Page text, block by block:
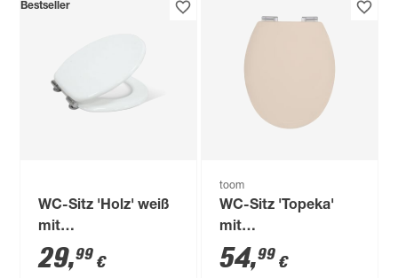
Bestseller
WC-Sitz 'Holz' weiß
mit
Absenkautomatik
29,99 €
toom
WC-Sitz 'Topeka'
mit
Absenkautomatik
beige Holzkern
54,99 €